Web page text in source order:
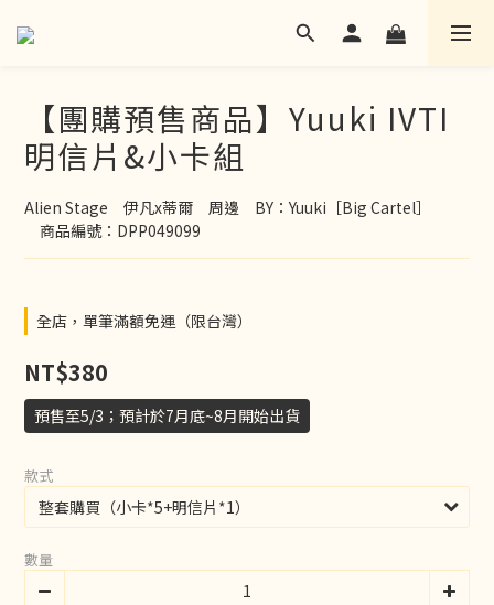
【團購預售商品】Yuuki IVTI
明信片&小卡組
Alien Stage　伊凡x蒂爾　周邊　BY：Yuuki［Big Cartel］
商品編號：DPP049099
全店，單筆滿額免運（限台灣）
NT$380
預售至5/3；預計於7月底~8月開始出貨
款式
數量